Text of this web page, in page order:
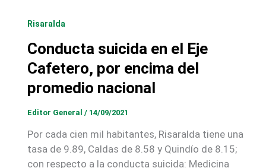
Risaralda
Conducta suicida en el Eje
Cafetero, por encima del
promedio nacional
Editor General / 14/09/2021
Por cada cien mil habitantes, Risaralda tiene una
tasa de 9.89, Caldas de 8.58 y Quindío de 8.15;
con respecto a la conducta suicida: Medicina